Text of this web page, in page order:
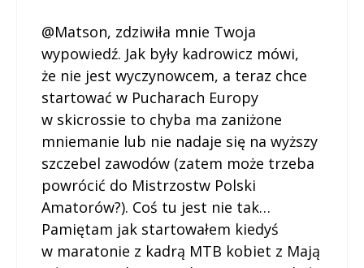
@Matson, zdziwiła mnie Twoja
wypowiedź. Jak były kadrowicz mówi,
że nie jest wyczynowcem, a teraz chce
startować w Pucharach Europy
w skicrossie to chyba ma zaniżone
mniemanie lub nie nadaje się na wyższy
szczebel zawodów (zatem może trzeba
powrócić do Mistrzostw Polski
Amatorów?). Coś tu jest nie tak…
Pamiętam jak startowałem kiedyś
w maratonie z kadrą MTB kobiet z Mają